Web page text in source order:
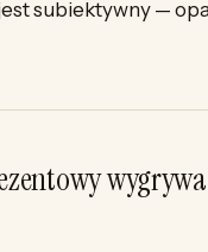
subiektywny —